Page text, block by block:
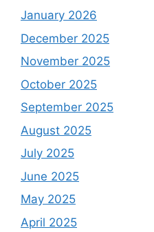
January 2026
December 2025
November 2025
October 2025
September 2025
August 2025
July 2025
June 2025
May 2025
April 2025